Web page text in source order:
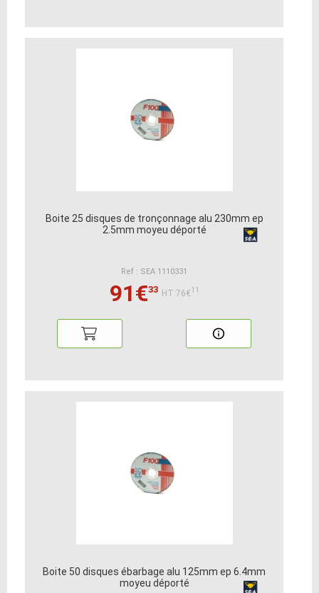
Boite 25 disques de tronçonnage alu 230mm ep
2.5mm moyeu déporté
Ref : SEA 1110331
91€33 HT:76€11
Boite 50 disques ébarbage alu 125mm ep 6.4mm
moyeu déporté